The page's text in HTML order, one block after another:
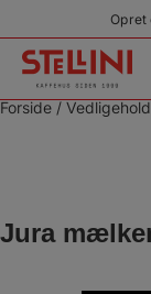
indholdet
Opret
Forside /
Jura